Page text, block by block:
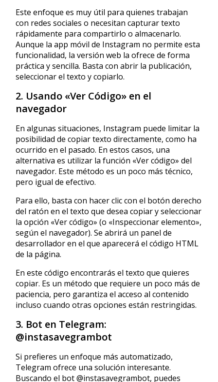
Este enfoque es muy útil para quienes trabajan
con redes sociales o necesitan capturar texto
rápidamente para compartirlo o almacenarlo.
Aunque la app móvil de Instagram no permite esta
funcionalidad, la versión web la ofrece de forma
práctica y sencilla. Basta con abrir la publicación,
seleccionar el texto y copiarlo.
2. Usando «Ver Código» en el
navegador
En algunas situaciones, Instagram puede limitar la
posibilidad de copiar texto directamente, como ha
ocurrido en el pasado. En estos casos, una
alternativa es utilizar la función «Ver código» del
navegador. Este método es un poco más técnico,
pero igual de efectivo.
Para ello, basta con hacer clic con el botón derecho
del ratón en el texto que desea copiar y seleccionar
la opción «Ver código» (o «Inspeccionar elemento»,
según el navegador). Se abrirá un panel de
desarrollador en el que aparecerá el código HTML
de la página.
En este código encontrarás el texto que quieres
copiar. Es un método que requiere un poco más de
paciencia, pero garantiza el acceso al contenido
incluso cuando otras opciones están restringidas.
3. Bot en Telegram:
@instasavegrambot
Si prefieres un enfoque más automatizado,
Telegram ofrece una solución interesante.
Buscando el bot @instasavegrambot, puedes